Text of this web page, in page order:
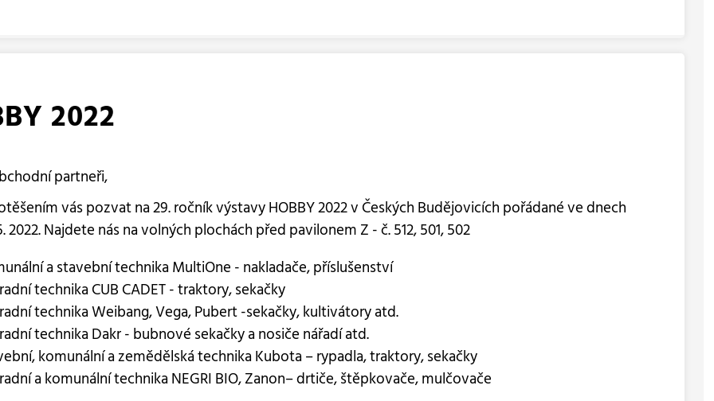
2022
partneři,
vás pozvat na 29. ročník výstavy HOBBY 2022 v Českých Budějovicích pořádané ve dnech
2022. Najdete nás na volných plochách před pavilonem Z - č. 512, 501, 502
a stavební technika MultiOne - nakladače, příslušenství
technika CUB CADET - traktory, sekačky
technika Weibang, Vega, Pubert -sekačky, kultivátory atd.
technika Dakr - bubnové sekačky a nosiče nářadí atd.
komunální a zemědělská technika Kubota – rypadla, traktory, sekačky
a komunální technika NEGRI BIO, Zanon– drtiče, štěpkovače, mulčovače